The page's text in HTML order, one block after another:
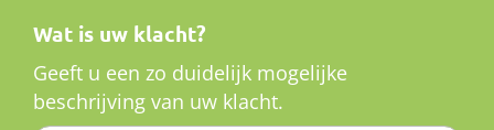
Wat is uw klacht?
Geeft u een zo duidelijk mogelijke
beschrijving van uw klacht.